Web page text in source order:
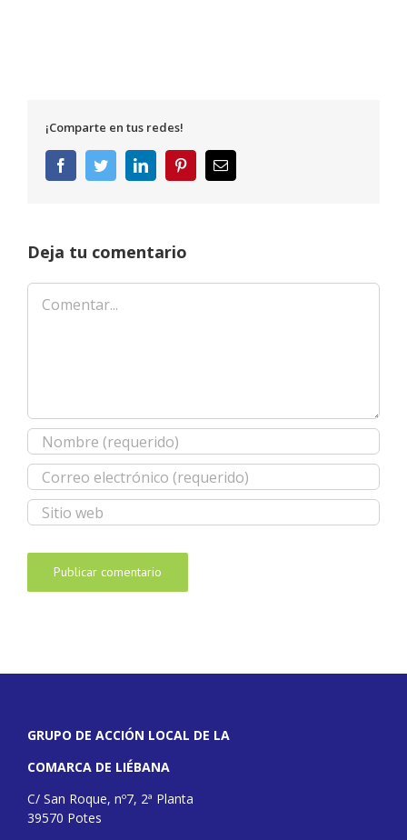
¡Comparte en tus redes!
FacebookTwitterLinkedInPinterestCorreo
electrónico
Deja tu comentario
Comentar
GRUPO DE ACCIÓN LOCAL DE LA
COMARCA DE LIÉBANA
C/ San Roque, nº7, 2ª Planta
39570 Potes